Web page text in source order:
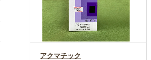
アクマチック